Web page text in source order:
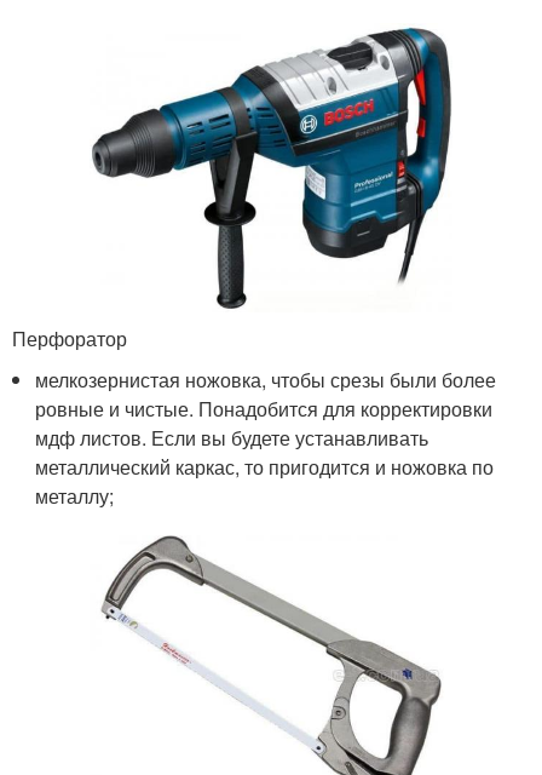
Перфоратор
мелкозернистая ножовка, чтобы срезы были более
ровные и чистые. Понадобится для корректировки
мдф листов. Если вы будете устанавливать
металлический каркас, то пригодится и ножовка по
металлу;